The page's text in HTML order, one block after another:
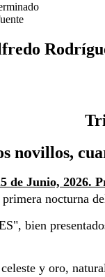
novillos,
de Junio,
nocturna
bien
y oro,